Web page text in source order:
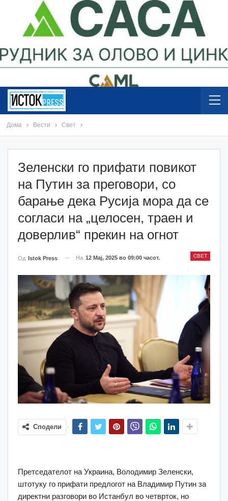
Дома Вести Свет
Зеленски го прифати повикот
на Путин за преговори, со
барање дека Русија мора да се
согласи на „целосен, траен и
доверлив“ прекин на огнот
СВЕТ
Од Istok Press На 12 Мај, 2025 во 09:00 часот.
Сподели
Претседателот на Украина, Володимир Зеленски,
штотуку го прифати предлогот на Владимир Путин за
директни разговори во Истанбул во четврток, но